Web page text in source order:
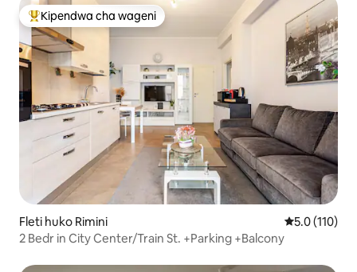
Kipendwa maarufu cha wageni
Kipendwa cha wageni
Fleti huko Rimini Ukadiriaji wa
5.0 (110)
2 Bedr in City Center/Train St. +Parking +Balcony